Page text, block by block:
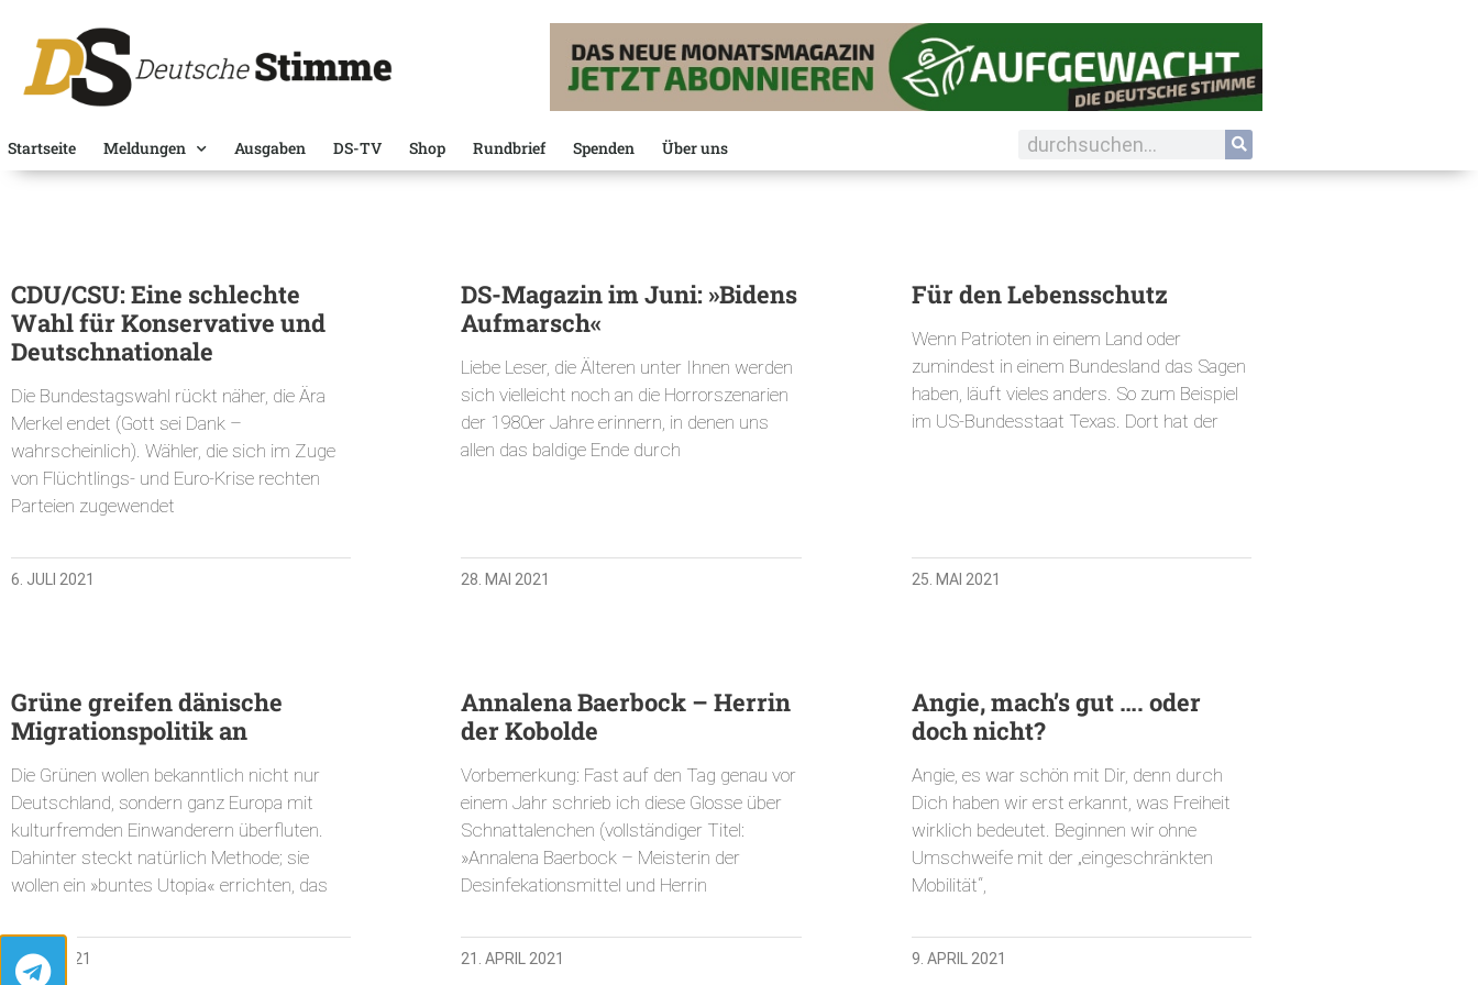
Startseite Meldungen Ausgaben DS-TV Shop Rundbrief Spenden Über uns
CDU/CSU: Eine schlechte
Wahl für Konservative und
Deutschnationale
Die Bundestagswahl rückt näher, die Ära
Merkel endet (Gott sei Dank –
wahrscheinlich). Wähler, die sich im Zuge
von Flüchtlings- und Euro-Krise rechten
Parteien zugewendet
6. JULI 2021
DS-Magazin im Juni: »Bidens
Aufmarsch«
Liebe Leser, die Älteren unter Ihnen werden
sich vielleicht noch an die Horrorszenarien
der 1980er Jahre erinnern, in denen uns
allen das baldige Ende durch
28. MAI 2021
Für den Lebensschutz
Wenn Patrioten in einem Land oder
zumindest in einem Bundesland das Sagen
haben, läuft vieles anders. So zum Beispiel
im US-Bundesstaat Texas. Dort hat der
25. MAI 2021
Grüne greifen dänische
Migrationspolitik an
Die Grünen wollen bekanntlich nicht nur
Deutschland, sondern ganz Europa mit
kulturfremden Einwanderern überfluten.
Dahinter steckt natürlich Methode; sie
wollen ein »buntes Utopia« errichten, das
4. MAI 2021
Annalena Baerbock – Herrin
der Kobolde
Vorbemerkung: Fast auf den Tag genau vor
einem Jahr schrieb ich diese Glosse über
Schnattalenchen (vollständiger Titel:
»Annalena Baerbock – Meisterin der
Desinfekationsmittel und Herrin
21. APRIL 2021
Angie, mach’s gut …. oder
doch nicht?
Angie, es war schön mit Dir, denn durch
Dich haben wir erst erkannt, was Freiheit
wirklich bedeutet. Beginnen wir ohne
Umschweife mit der „eingeschränkten
Mobilität“,
9. APRIL 2021